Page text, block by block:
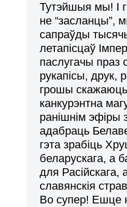
Тутэйшыя мы! І
не “засланцы”,
сапраўды
летапісцаў
паслугачы праз
рукапісы, друк,
грошы
канкурэнтна
ранішнім эфіры
адабраць
гэта зрабіць
беларускага, а
для
славянскія
Во супер! Ешце